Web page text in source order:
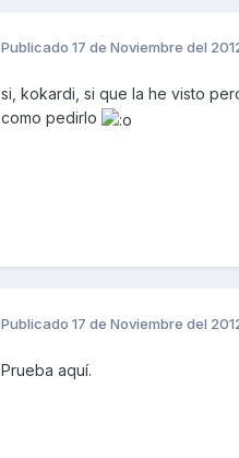
Publicado 17 de Noviembre del
si, kokardi, si que la he visto
como pedirlo
Publicado 17 de Noviembre del
Prueba aquí.